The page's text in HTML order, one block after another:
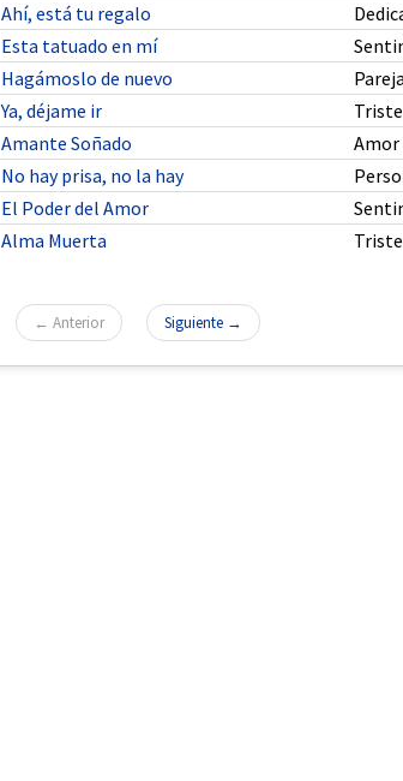
Ahí, está tu regalo
Esta tatuado en mí
Hagámoslo de nuevo
Ya, déjame ir
Amante Soñado
Amor
No hay prisa, no la hay
El Poder del Amor
Alma Muerta
← Anterior Siguiente →